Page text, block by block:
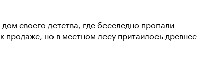
своего детства, где бесследно пропали
продаже, но в местном лесу притаилось древнее